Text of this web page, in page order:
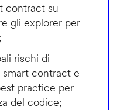
contract su
gli explorer per
rischi di
smart contract e
practice per
del codice;